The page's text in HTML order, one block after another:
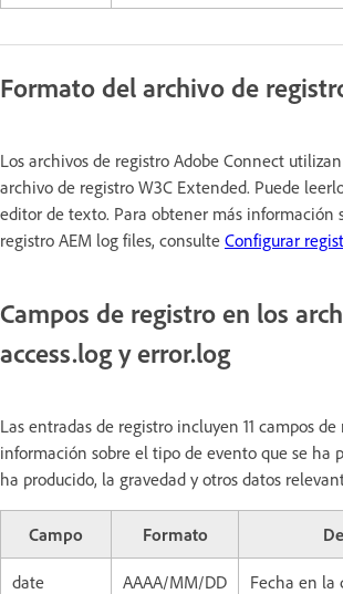
Formato del archivo de
Los archivos de registro Adobe Connect
archivo de registro W3C Extended. Puede
editor de texto. Para obtener más información
registro AEM log files, consulte Configurar
Campos de registro en los
access.log y error.log
Las entradas de registro incluyen 11 campos
información sobre el tipo de evento que se ha
ha producido, la gravedad y otros datos
Campo Formato
date AAAA/MM/DD
Fecha en la